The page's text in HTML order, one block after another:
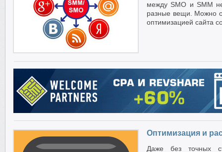
между SMO и SMM
разные вещи. Можно
оптимизацией сайта
Оптимизация и
Даже без точных